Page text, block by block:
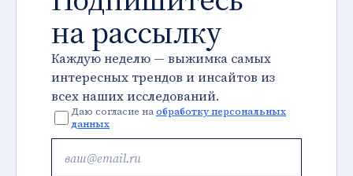
на рассылку
Каждую неделю — выжимка самых
интересных трендов и инсайтов из
всех наших исследований.
Даю согласие наобработку персональных
данных